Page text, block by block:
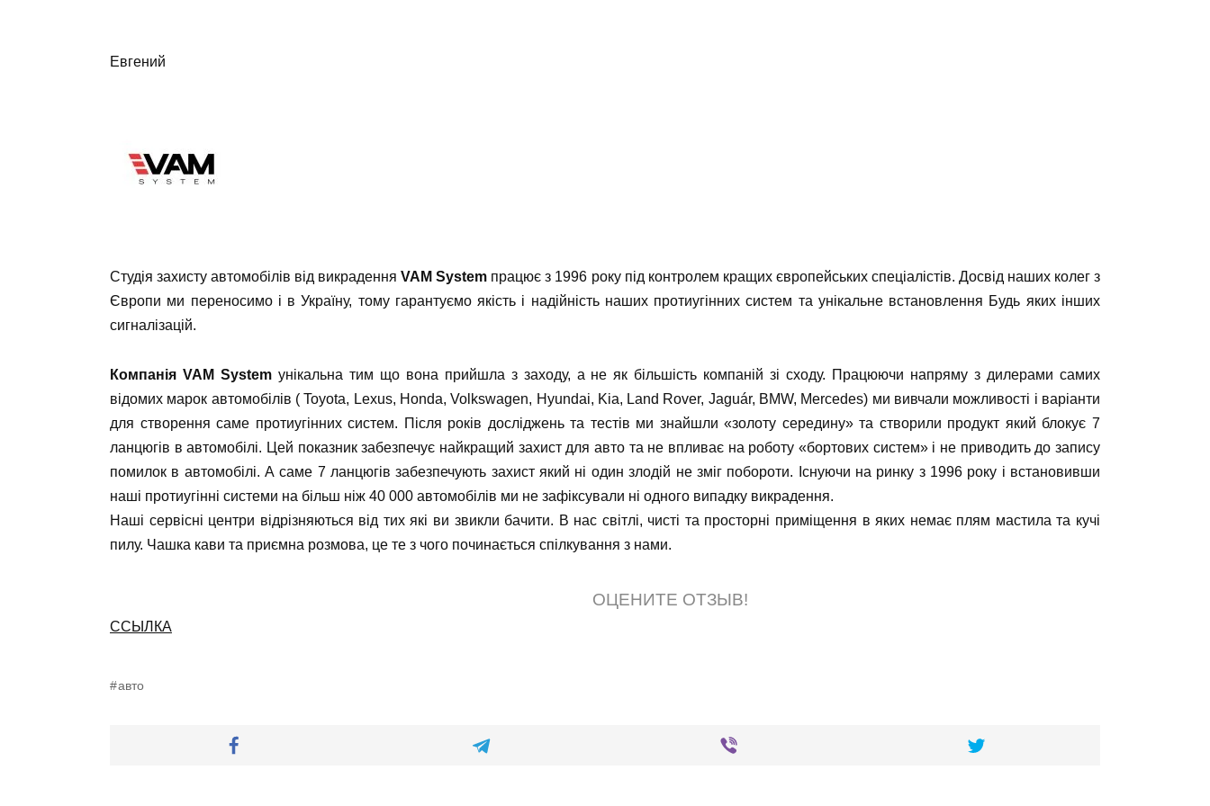
Евгений
Студія захисту автомобілів від викраденняVAM System працює з 1996 року під контролем кращих європейських спеціалістів. Досвід наших колег з
Європи ми переносимо і в Україну, тому гарантуємо якість і надійність наших протиугінних систем та унікальне встановлення Будь яких інших
сигналізацій.
Компанія VAM Systemунікальна тим що вона прийшла з заходу, а не як більшість компаній зі сходу. Працюючи напряму з дилерами самих
відомих марок автомобілів ( Toyota, Lexus, Honda, Volkswagen, Hyundai, Kia, Land Rover, Jaguár, BMW, Mercedes) ми вивчали можливості і варіанти
для створення саме протиугінних систем. Після років досліджень та тестів ми знайшли «золоту середину» та створили продукт який блокує 7
ланцюгів в автомобілі. Цей показник забезпечує найкращий захист для авто та не впливає на роботу «бортових систем» і не приводить до запису
помилок в автомобілі. А саме 7 ланцюгів забезпечують захист який ні один злодій не зміг побороти. Існуючи на ринку з 1996 року і встановивши
наші протиугінні системи на більш ніж 40 000 автомобілів ми не зафіксували ні одного випадку викрадення.
Наші сервісні центри відрізняються від тих які ви звикли бачити. В нас світлі, чисті та просторні приміщення в яких немає плям мастила та кучі
пилу. Чашка кави та приємна розмова, це те з чого починається спілкування з нами.
ОЦЕНИТЕ ОТЗЫВ!
ССЫЛКА
авто